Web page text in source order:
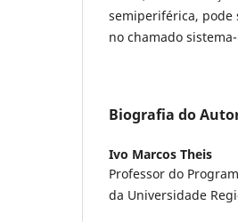
semiperiférica, pode
no chamado
Biografia do
Ivo Marcos Theis
Professor do
da Universidade